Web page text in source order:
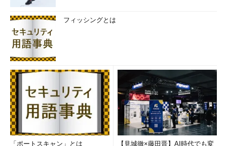
フィッシングとは
「ポートスキャン」とは
【見城徹×藤田晋】AI時代でも変